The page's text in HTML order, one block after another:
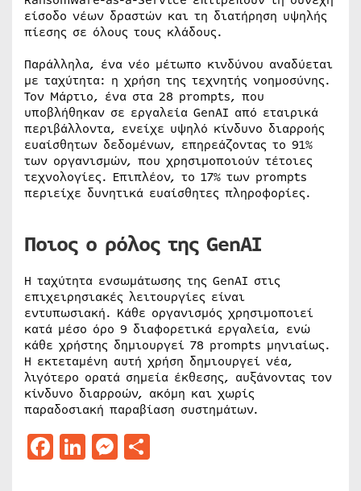
είσοδο νέων δραστών και τη διατήρηση υψηλής
πίεσης σε όλους τους κλάδους.
Παράλληλα, ένα νέο μέτωπο κινδύνου αναδύεται
με ταχύτητα: η χρήση της τεχνητής νοημοσύνης.
Τον Μάρτιο, ένα στα 28 prompts, που
υποβλήθηκαν σε εργαλεία GenAI από εταιρικά
περιβάλλοντα, ενείχε υψηλό κίνδυνο διαρροής
ευαίσθητων δεδομένων, επηρεάζοντας το 91%
των οργανισμών, που χρησιμοποιούν τέτοιες
τεχνολογίες. Επιπλέον, το 17% των prompts
περιείχε δυνητικά ευαίσθητες πληροφορίες.
Ποιος ο ρόλος της GenAI
Η ταχύτητα ενσωμάτωσης της GenAI στις
επιχειρησιακές λειτουργίες είναι
εντυπωσιακή. Κάθε οργανισμός χρησιμοποιεί
κατά μέσο όρο 9 διαφορετικά εργαλεία, ενώ
κάθε χρήστης δημιουργεί 78 prompts μηνιαίως.
Η εκτεταμένη αυτή χρήση δημιουργεί νέα,
λιγότερο ορατά σημεία έκθεσης, αυξάνοντας τον
κίνδυνο διαρροών, ακόμη και χωρίς
παραδοσιακή παραβίαση συστημάτων.
Facebook
LinkedIn
Messenger